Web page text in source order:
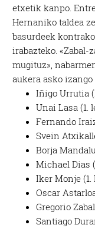
etxetik kanpo.
Hernaniko taldea
basurdeek
irabazteko. «Zabal-
mugituz»,
aukera asko
Iñigo Urrutia
Unai Lasa (1.
Fernando
Svein
Borja
Michael Dias
Iker Monje (1.
Oscar
Gregorio
Santiago